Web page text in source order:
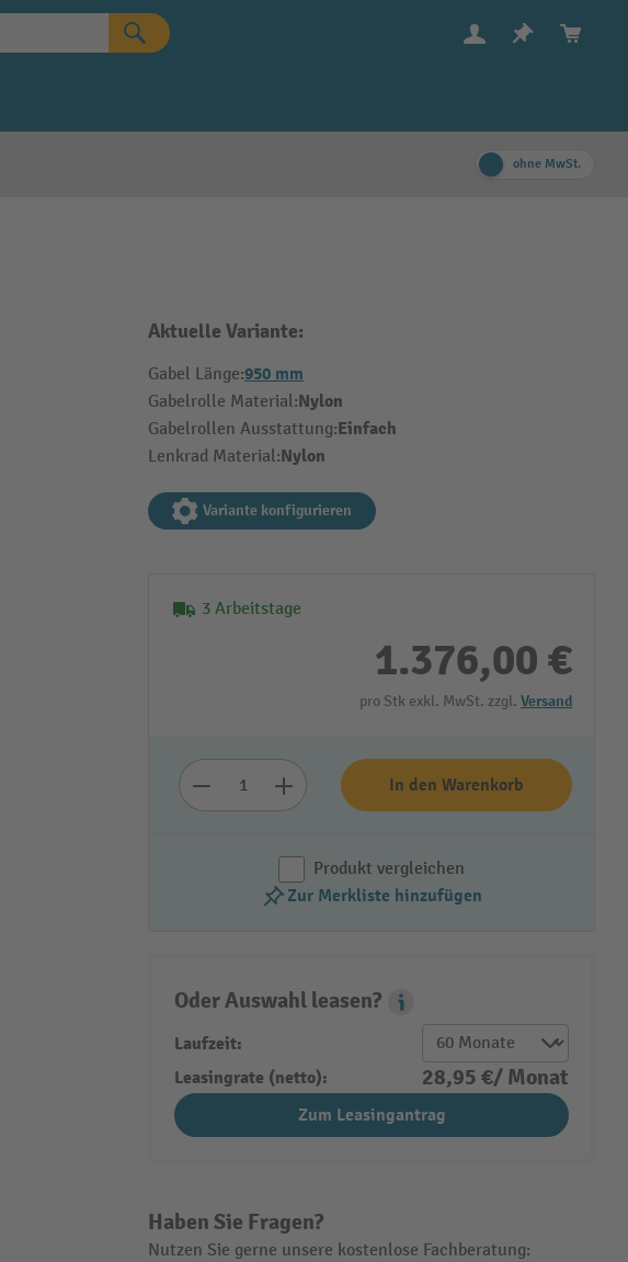
ohne MwSt.
Aktuelle Variante:
Gabel Länge:950 mm
Gabelrolle Material:Nylon
Gabelrollen Ausstattung:Einfach
Lenkrad Material:Nylon
Variante konfigurieren
3 Arbeitstage
1.376,00 €
pro Stk exkl. MwSt. zzgl. Versand
In den Warenkorb
Produkt vergleichen
Zur Merkliste hinzufügen
Haben Sie Fragen?
Nutzen Sie gerne unsere kostenlose Fachberatung:
Oder Auswahl leasen?
Leasing Popover
Laufzeit:
Leasingrate (netto):
28,95 €/ Monat
Zum Leasingantrag